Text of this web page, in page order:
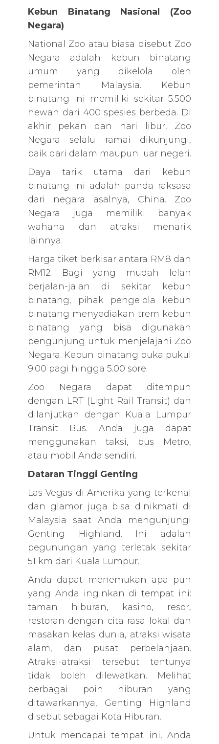
Kebun Binatang Nasional (Zoo
Negara)
National Zoo atau biasa disebut Zoo
Negara adalah kebun binatang
umum yang dikelola oleh
pemerintah Malaysia. Kebun
binatang ini memiliki sekitar 5.500
hewan dari 400 spesies berbeda. Di
akhir pekan dan hari libur, Zoo
Negara selalu ramai dikunjungi,
baik dari dalam maupun luar negeri.
Daya tarik utama dari kebun
binatang ini adalah panda raksasa
dari negara asalnya, China. Zoo
Negara juga memiliki banyak
wahana dan atraksi menarik
lainnya.
Harga tiket berkisar antara RM8 dan
RM12. Bagi yang mudah lelah
berjalan-jalan di sekitar kebun
binatang, pihak pengelola kebun
binatang menyediakan trem kebun
binatang yang bisa digunakan
pengunjung untuk menjelajahi Zoo
Negara. Kebun binatang buka pukul
9.00 pagi hingga 5.00 sore.
Zoo Negara dapat ditempuh
dengan LRT (Light Rail Transit) dan
dilanjutkan dengan Kuala Lumpur
Transit Bus. Anda juga dapat
menggunakan taksi, bus Metro,
atau mobil Anda sendiri.
Dataran Tinggi Genting
Las Vegas di Amerika yang terkenal
dan glamor juga bisa dinikmati di
Malaysia saat Anda mengunjungi
Genting Highland. Ini adalah
pegunungan yang terletak sekitar
51 km dari Kuala Lumpur.
Anda dapat menemukan apa pun
yang Anda inginkan di tempat ini:
taman hiburan, kasino, resor,
restoran dengan cita rasa lokal dan
masakan kelas dunia, atraksi wisata
alam, dan pusat perbelanjaan.
Atraksi-atraksi tersebut tentunya
tidak boleh dilewatkan. Melihat
berbagai poin hiburan yang
ditawarkannya, Genting Highland
disebut sebagai Kota Hiburan.
Untuk mencapai tempat ini, Anda